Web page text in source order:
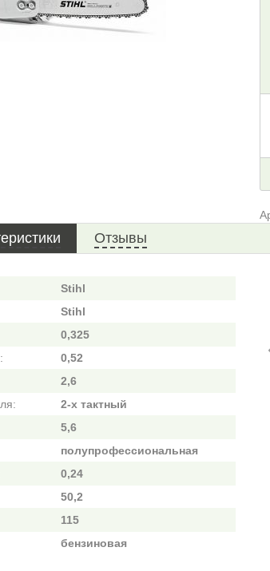
Отзывы
Stihl
Stihl
0,325
0,52
2,6
2-х тактный
5,6
полупрофессиональная
0,24
50,2
115
бензиновая